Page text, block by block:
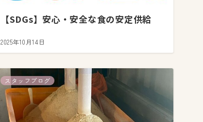
【SDGs】安心・安全な食の安定供給
2025年10月14日
スタッフブログ